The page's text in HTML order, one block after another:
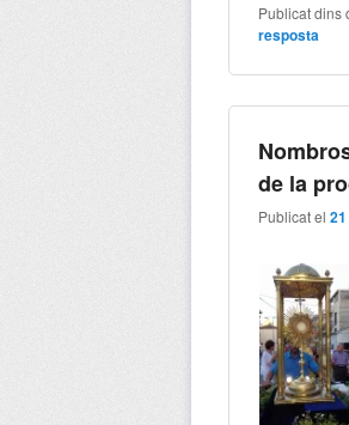
Publicat dins
resposta
de la
Publicat el